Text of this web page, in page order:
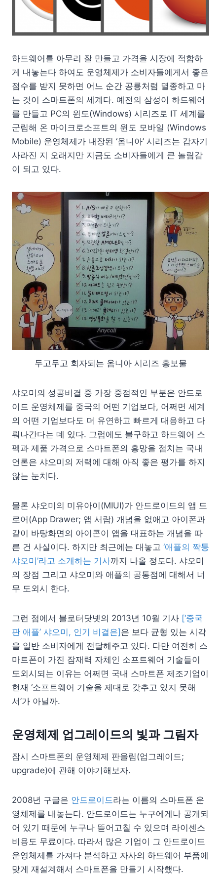
하드웨어를 아무리 잘 만들고 가격을 시장에 적합하
게 내놓는다 하여도 운영체제가 소비자들에게서 좋은
점수를 받지 못하면 어느 순간 공룡처럼 멸종하고 마
는 것이 스마트폰의 세계다. 예전의 삼성이 하드웨어
를 만들고 PC의 윈도(Windows) 시리즈로 IT 세계를
군림해 온 마이크로소프트의 윈도 모바일 (Windows
Mobile) 운영체제가 내장된 ‘옴니아’ 시리즈는 갑자기
사라진 지 오래지만 지금도 소비자들에게 큰 놀림감
이 되고 있다.
두고두고 회자되는 옴니아 시리즈 홍보물
샤오미의 성공비결 중 가장 중점적인 부분은 안드로
이드 운영체제를 중국의 어떤 기업보다, 어쩌면 세계
의 어떤 기업보다도 더 유연하고 빠르게 대응하고 다
뤄나간다는 데 있다. 그럼에도 불구하고 하드웨어 스
펙과 제품 가격으로 스마트폰의 흥망을 점치는 국내
언론은 샤오미의 저력에 대해 아직 좋은 평가를 하지
않는 눈치다.
물론 샤오미의 미유아이(MIUI)가 안드로이드의 앱 드
로어(App Drawer; 앱 서랍) 개념을 없애고 아이폰과
같이 바탕화면의 아이콘이 앱을 대표하는 개념을 따
른 건 사실이다. 하지만 최근에는 대놓고 ‘애플의 짝퉁
샤오미’라고 소개하는 기사까지 나올 정도다. 샤오미
의 장점 그리고 샤오미와 애플의 공통점에 대해서 너
무 도외시 한다.
그런 점에서 블로터닷넷의 2013년 10월 기사 [‘중국
판 애플’ 샤오미, 인기 비결은] 은 보다 균형 있는 시각
을 일반 소비자에게 전달해주고 있다. 다만 여전히 스
마트폰이 가진 잠재력 자체인 소프트웨어 기술들이
도외시되는 이유는 어쩌면 국내 스마트폰 제조기업이
현재 ‘소프트웨어 기술을 제대로 갖추고 있지 못해
서’가 아닐까.
운영체제 업그레이드의 빛과 그림자
잠시 스마트폰의 운영체제 판올림(업그레이드;
upgrade)에 관해 이야기해보자.
2008년 구글은 안드로이드라는 이름의 스마트폰 운
영체제를 내놓는다. 안드로이드는 누구에게나 공개되
어 있기 때문에 누구나 뜯어고칠 수 있으며 라이센스
비용도 무료이다. 따라서 많은 기업이 그 안드로이드
운영체제를 가져다 분석하고 자사의 하드웨어 부품에
맞게 재설계해서 스마트폰을 만들기 시작했다.